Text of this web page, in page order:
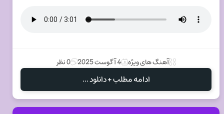
آهنگ های ویژه 4 آگوست 2025 0 نظر
ادامه مطلب + دانلود ...